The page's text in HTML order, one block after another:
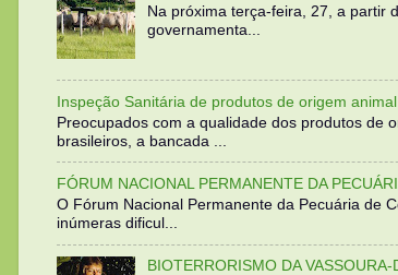
Na próxima terça-feira, 27, a partir
governamenta...
Inspeção Sanitária de produtos de origem
Preocupados com a qualidade dos produtos de
brasileiros, a bancada ...
FÓRUM NACIONAL PERMANENTE DA
O Fórum Nacional Permanente da Pecuária de
inúmeras dificul...
BIOTERRORISMO DA